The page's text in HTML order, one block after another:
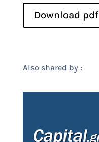
Download pdf
Also shared by :